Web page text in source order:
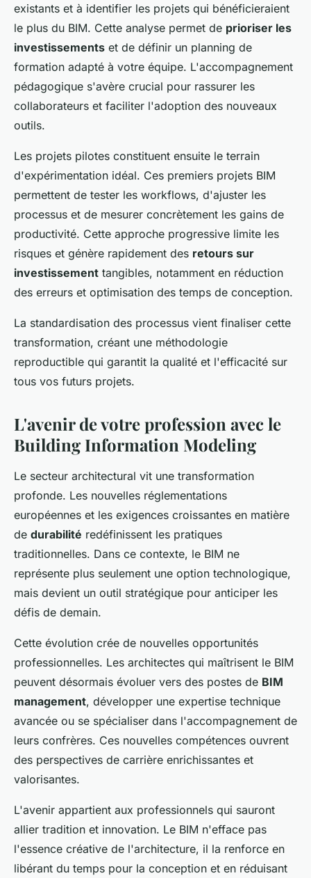
existants et à identifier les projets qui bénéficieraient
le plus du BIM. Cette analyse permet de prioriser les
investissements et de définir un planning de
formation adapté à votre équipe. L'accompagnement
pédagogique s'avère crucial pour rassurer les
collaborateurs et faciliter l'adoption des nouveaux
outils.
Les projets pilotes constituent ensuite le terrain
d'expérimentation idéal. Ces premiers projets BIM
permettent de tester les workflows, d'ajuster les
processus et de mesurer concrètement les gains de
productivité. Cette approche progressive limite les
risques et génère rapidement des retours sur
investissement tangibles, notamment en réduction
des erreurs et optimisation des temps de conception.
La standardisation des processus vient finaliser cette
transformation, créant une méthodologie
reproductible qui garantit la qualité et l'efficacité sur
tous vos futurs projets.
L'avenir de votre profession avec le
Building Information Modeling
Le secteur architectural vit une transformation
profonde. Les nouvelles réglementations
européennes et les exigences croissantes en matière
de durabilité redéfinissent les pratiques
traditionnelles. Dans ce contexte, le BIM ne
représente plus seulement une option technologique,
mais devient un outil stratégique pour anticiper les
défis de demain.
Cette évolution crée de nouvelles opportunités
professionnelles. Les architectes qui maîtrisent le BIM
peuvent désormais évoluer vers des postes de BIM
management, développer une expertise technique
avancée ou se spécialiser dans l'accompagnement de
leurs confrères. Ces nouvelles compétences ouvrent
des perspectives de carrière enrichissantes et
valorisantes.
L'avenir appartient aux professionnels qui sauront
allier tradition et innovation. Le BIM n'efface pas
l'essence créative de l'architecture, il la renforce en
libérant du temps pour la conception et en réduisant